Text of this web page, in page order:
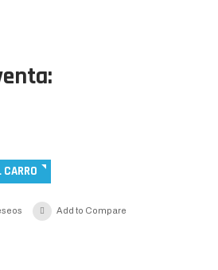
Add to Compare